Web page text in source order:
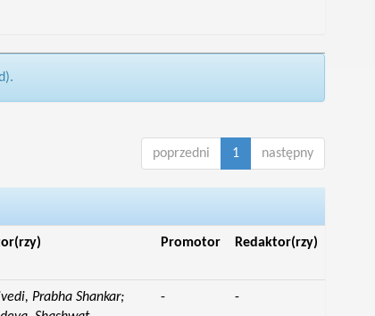
poprzedni 1 następny
Promotor Redaktor(rzy)
Prabha Shankar;
- -